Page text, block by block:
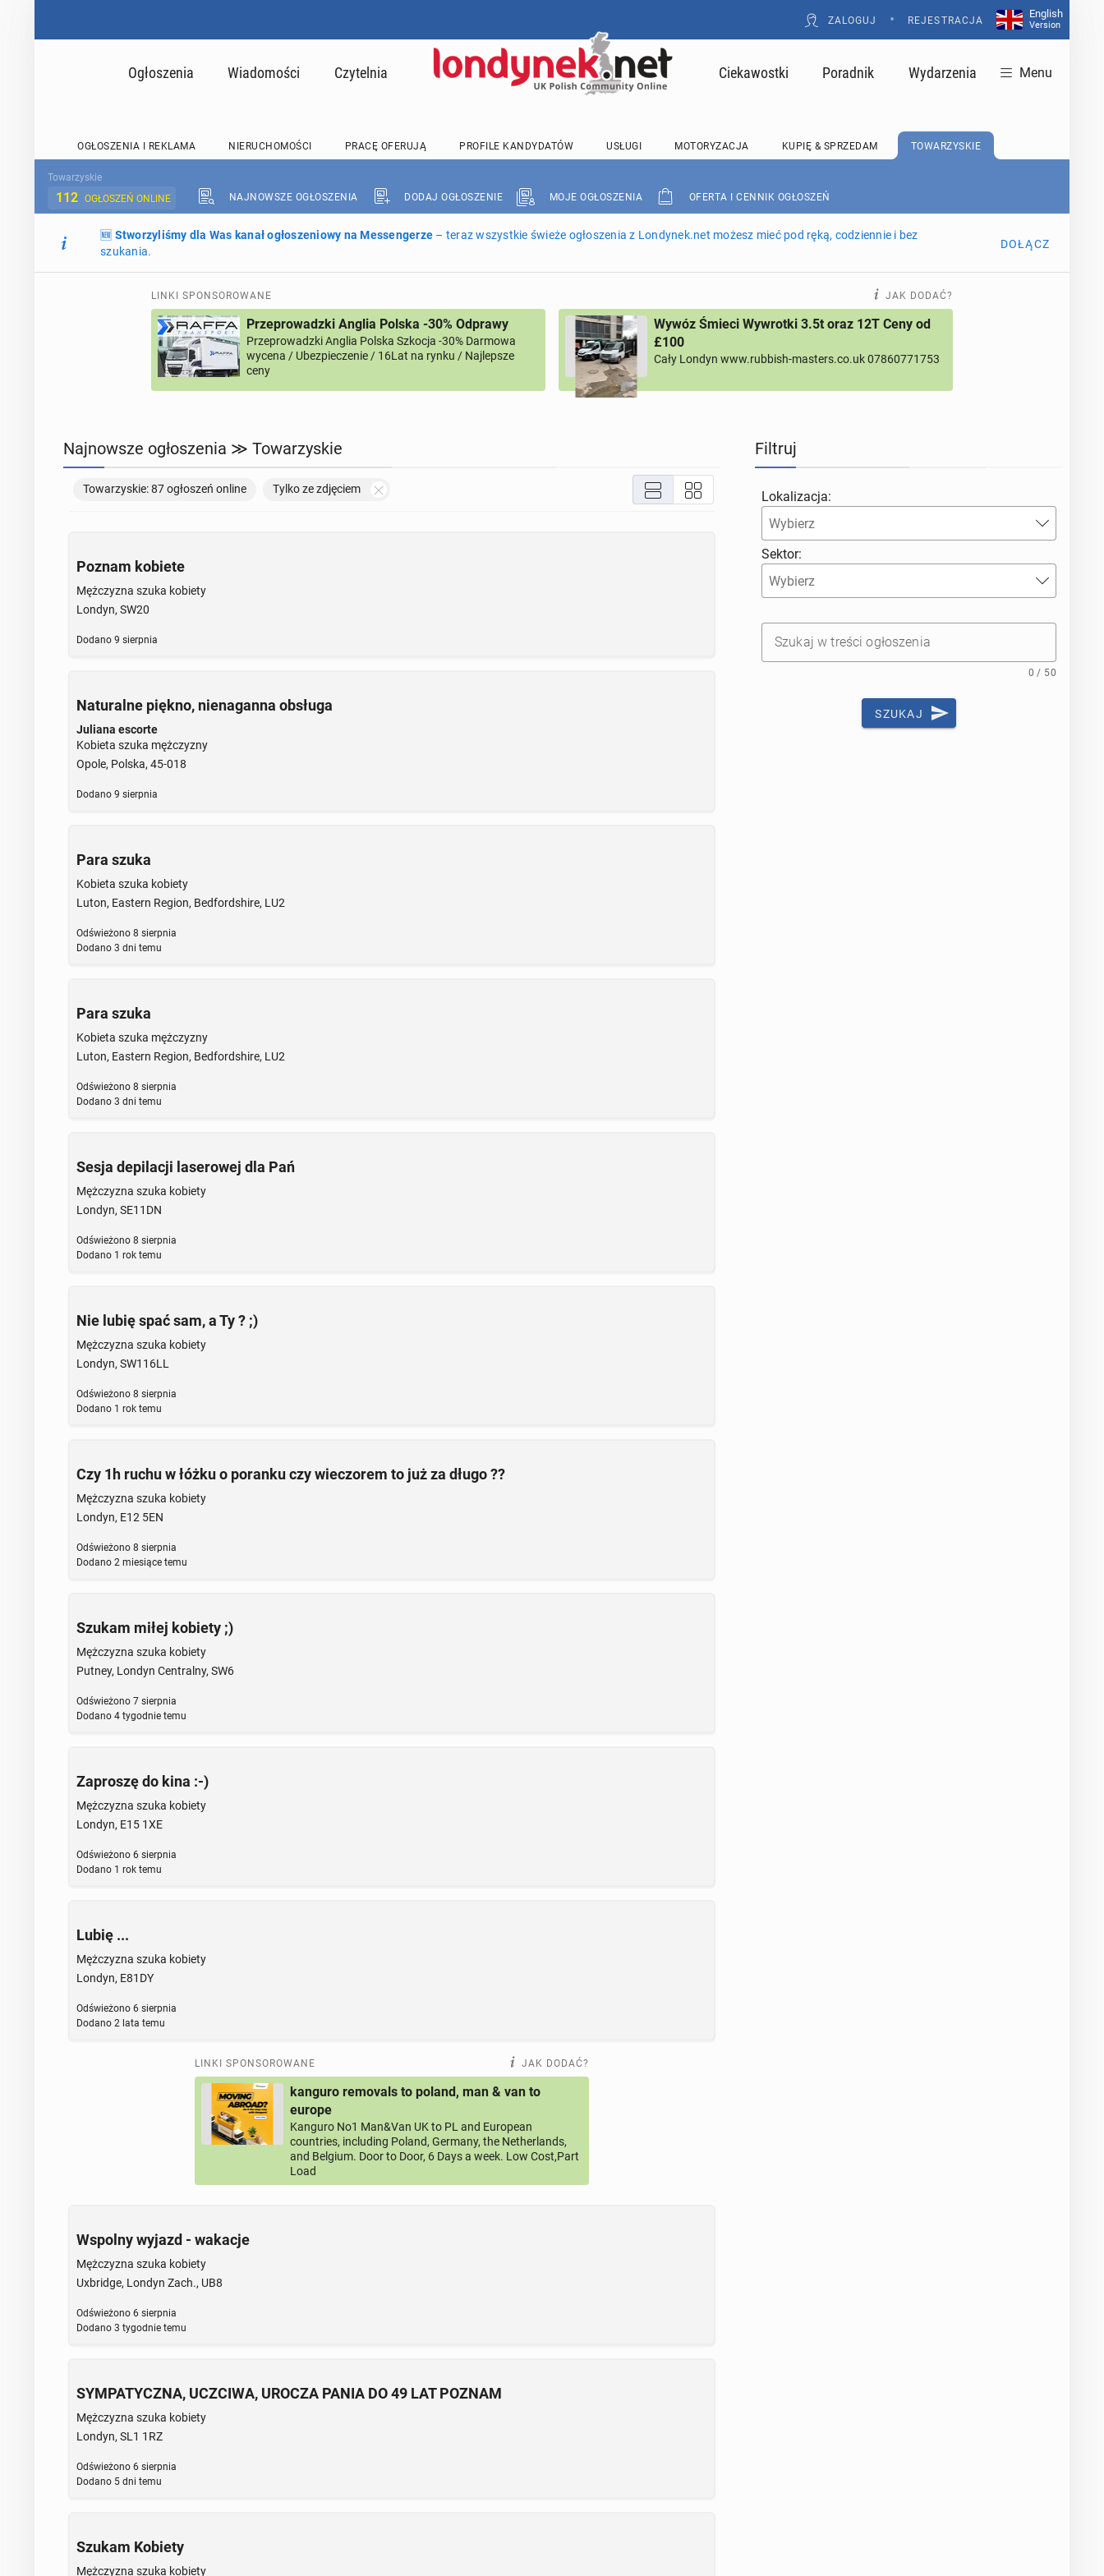
ZALOGUJ • REJESTRACJA
English
Version
Ogłoszenia Wiadomości Czytelnia Ciekawostki Poradnik Wydarzenia Menu
OGŁOSZENIA I REKLAMA NIERUCHOMOŚCI PRACĘ OFERUJĄ PROFILE KANDYDATÓW USŁUGI MOTORYZACJA KUPIĘ & SPRZEDAM TOWARZYSKIE
Towarzyskie
112 OGŁOSZEŃ ONLINE NAJNOWSZE OGŁOSZENIA DODAJ OGŁOSZENIE MOJE OGŁOSZENIA OFERTA I CENNIK OGŁOSZEŃ
🆕 Stworzyliśmy dla Was kanał ogłoszeniowy na Messengerze – teraz wszystkie świeże ogłoszenia z Londynek.net możesz mieć pod ręką, codziennie i bez
szukania.
DOŁĄCZ
LINKI SPONSOROWANE JAK DODAĆ?
Przeprowadzki Anglia Polska -30% Odprawy
Przeprowadzki Anglia Polska Szkocja -30% Darmowa
wycena / Ubezpieczenie / 16Lat na rynku / Najlepsze
ceny
Wywóz Śmieci Wywrotki 3.5t oraz 12T Ceny od
£100
Cały Londyn www.rubbish-masters.co.uk 07860771753
Najnowsze ogłoszenia ≫ Towarzyskie
Towarzyskie: 87 ogłoszeń online Tylko ze zdjęciem
Poznam kobiete
Mężczyzna szuka kobiety
Londyn, SW20
Dodano9 sierpnia
Naturalne piękno, nienaganna obsługa
Juliana escorte
Kobieta szuka mężczyzny
Opole, Polska, 45-018
Dodano9 sierpnia
Para szuka
Kobieta szuka kobiety
Luton, Eastern Region, Bedfordshire, LU2
Odświeżono8 sierpnia
Dodano3 dni temu
Para szuka
Kobieta szuka mężczyzny
Luton, Eastern Region, Bedfordshire, LU2
Odświeżono8 sierpnia
Dodano3 dni temu
Sesja depilacji laserowej dla Pań
Mężczyzna szuka kobiety
Londyn, SE11DN
Odświeżono8 sierpnia
Dodano1 rok temu
Nie lubię spać sam, a Ty ? ;)
Mężczyzna szuka kobiety
Londyn, SW116LL
Odświeżono8 sierpnia
Dodano1 rok temu
Czy 1h ruchu w łóżku o poranku czy wieczorem to już za długo ??
Mężczyzna szuka kobiety
Londyn, E12 5EN
Odświeżono8 sierpnia
Dodano2 miesiące temu
Szukam miłej kobiety ;)
Mężczyzna szuka kobiety
Putney, Londyn Centralny, SW6
Odświeżono7 sierpnia
Dodano4 tygodnie temu
Zaproszę do kina :-)
Mężczyzna szuka kobiety
Londyn, E15 1XE
Odświeżono6 sierpnia
Dodano1 rok temu
Lubię ...
Mężczyzna szuka kobiety
Londyn, E81DY
Odświeżono6 sierpnia
Dodano2 lata temu
LINKI SPONSOROWANE JAK DODAĆ?
kanguro removals to poland, man & van to
europe
Kanguro No1 Man&Van UK to PL and European
countries, including Poland, Germany, the Netherlands,
and Belgium. Door to Door, 6 Days a week. Low Cost,Part
Load
Wspolny wyjazd - wakacje
Mężczyzna szuka kobiety
Uxbridge, Londyn Zach., UB8
Odświeżono6 sierpnia
Dodano3 tygodnie temu
SYMPATYCZNA, UCZCIWA, UROCZA PANIA DO 49 LAT POZNAM
Mężczyzna szuka kobiety
Londyn, SL1 1RZ
Odświeżono6 sierpnia
Dodano5 dni temu
Szukam Kobiety
Mężczyzna szuka kobiety
Filtruj
Lokalizacja:
Sektor:
Szukaj w treści ogłoszenia
0 / 50
SZUKAJ